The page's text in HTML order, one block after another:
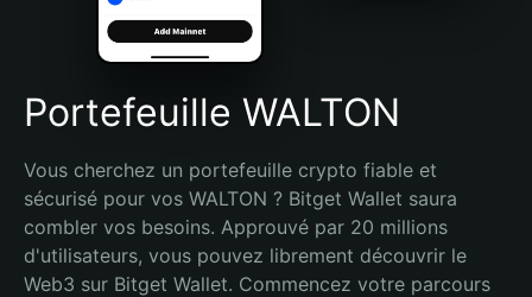
Português (Brasil)
Español (Argentina)
Portefeuille WALTON
Vous cherchez un portefeuille crypto fiable et
sécurisé pour vos WALTON ? Bitget Wallet saura
combler vos besoins. Approuvé par 20 millions
d'utilisateurs, vous pouvez librement découvrir le
Web3 sur Bitget Wallet. Commencez votre parcours